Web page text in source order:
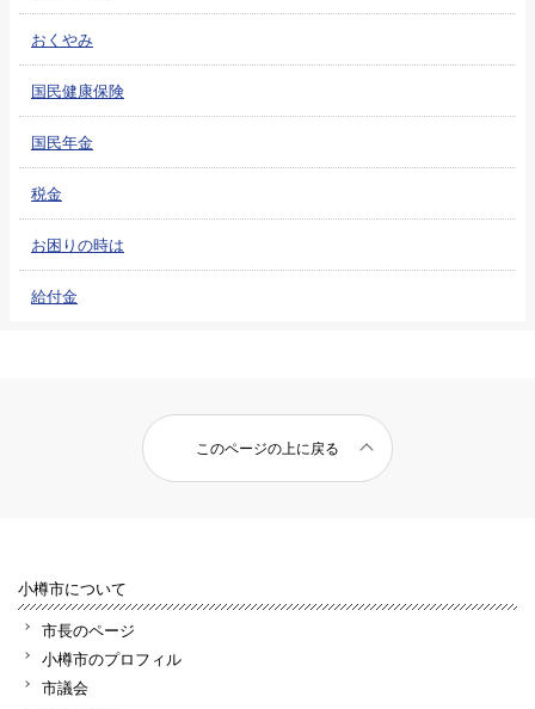
おくやみ
国民健康保険
国民年金
税金
お困りの時は
給付金
このページの上に戻る
小樽市について
市長のページ
小樽市のプロフィル
市議会